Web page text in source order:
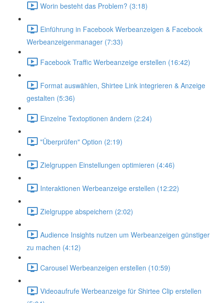
Worin besteht das Problem? (3:18)
Einführung in Facebook Werbeanzeigen & Facebook
Werbeanzeigenmanager (7:33)
Facebook Traffic Werbeanzeige erstellen (16:42)
Format auswählen, Shirtee Link integrieren & Anzeige
gestalten (5:36)
Einzelne Textoptionen ändern (2:24)
"Überprüfen" Option (2:19)
Zielgruppen Einstellungen optimieren (4:46)
Interaktionen Werbeanzeige erstellen (12:22)
Zielgruppe abspeichern (2:02)
Audience Insights nutzen um Werbeanzeigen günstiger
zu machen (4:12)
Carousel Werbeanzeigen erstellen (10:59)
Videoaufrufe Werbeanzeige für Shirtee Clip erstellen